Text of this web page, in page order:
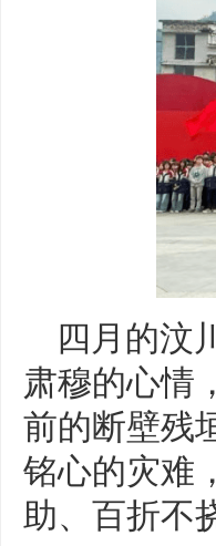
四月的汶
肃穆的心情
前的断壁残
铭心的灾难
助、百折不